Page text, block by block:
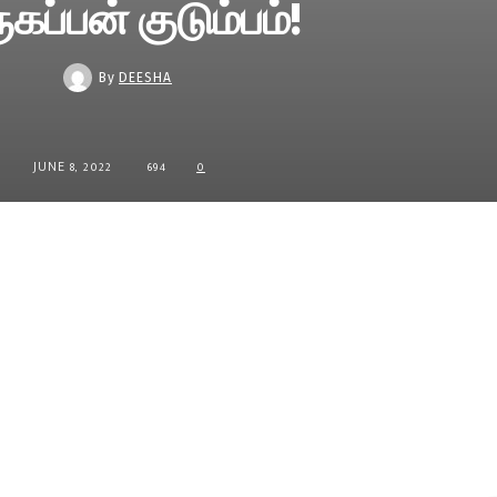
குடும்பம்!
By DEESHA
JUNE 8, 2022 694 0